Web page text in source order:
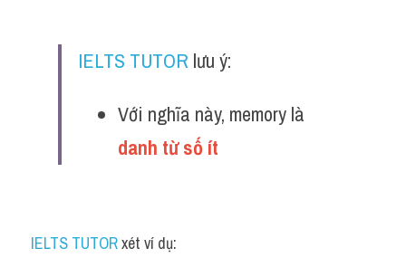
IELTS TUTOR lưu ý:
danh từ số ít
IELTS TUTOR xét ví dụ: